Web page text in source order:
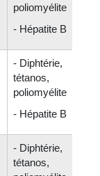
poliomyélite
- Hépatite B
- Diphtérie,
tétanos,
poliomyélite
- Hépatite B
- Diphtérie,
tétanos,